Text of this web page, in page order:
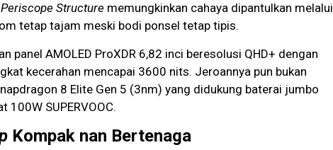
Structure memungkinkan cahaya dipantulkan melalui
tetap tajam meski bodi ponsel tetap tipis.
panel AMOLED ProXDR 6,82 inci beresolusi QHD+ dengan
kecerahan mencapai 3600 nits. Jeroannya pun bukan
8 Elite Gen 5 (3nm) yang didukung baterai jumbo
100W SUPERVOOC.
Kompak nan Bertenaga